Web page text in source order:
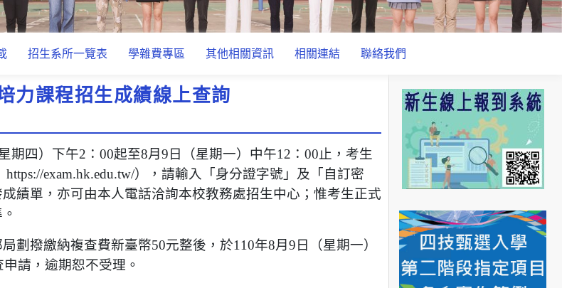
招生系所一覽表 學雜費專區 其他相關資訊 相關連結 聯絡我們
力課程招生成績線上查詢
期四）下午2：00起至8月9日（星期一）中午12：00止，考生
exam.hk.edu.tw/），請輸入「身分證字號」及「自訂密
績單，亦可由本人電話洽詢本校教務處招生中心；惟考生正式
劃撥繳納複查費新臺幣50元整後，於110年8月9日（星期一）
請，逾期恕不受理。